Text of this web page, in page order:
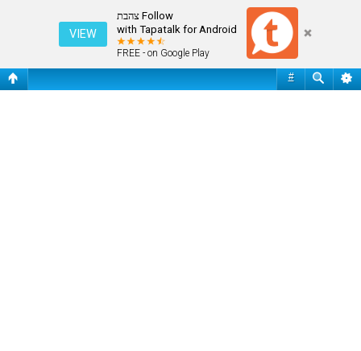
Follow צהבת
with Tapatalk for Android
FREE - on Google Play
VIEW
#
פורום אולימפיאדת לונדון - 2012